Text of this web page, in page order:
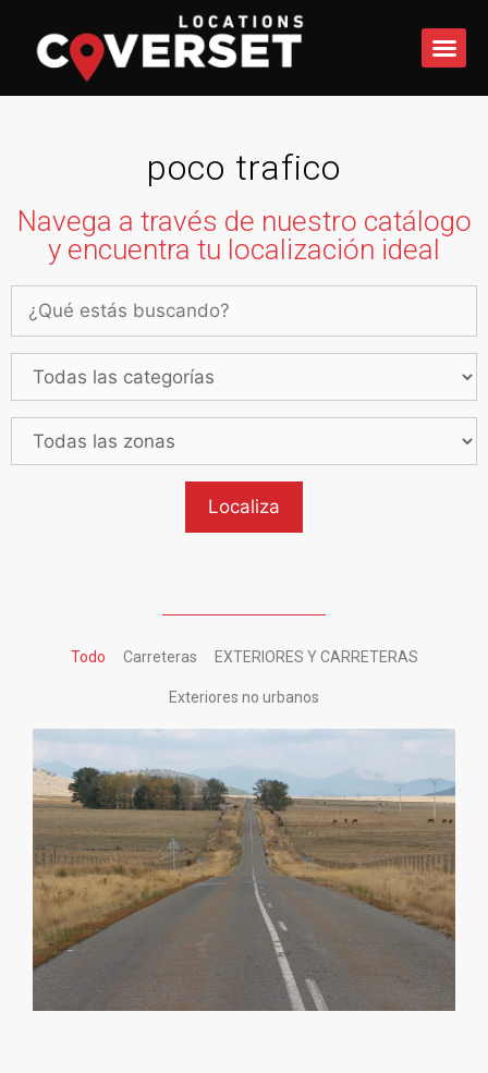
poco trafico
Navega a través de nuestro catálogo
y encuentra tu localización ideal
Todo Carreteras EXTERIORES Y CARRETERAS
Exteriores no urbanos